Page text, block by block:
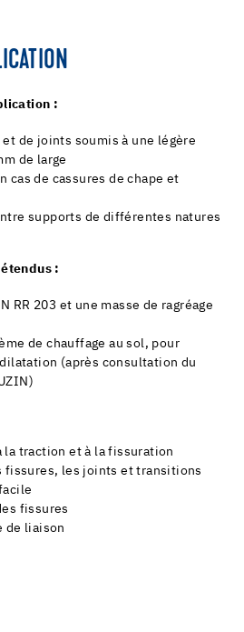
:
de joints soumis à une légère
de large
cas de cassures de chape et
supports de différentes natures
:
RR 203 et une masse de ragréage
de chauffage au sol, pour
(après consultation du
la traction et à la fissuration
fissures, les joints et transitions
fissures
de liaison